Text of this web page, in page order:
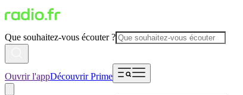
Que souhaitez-vous écouter ?
Ouvrir l'appDécouvrir Prime